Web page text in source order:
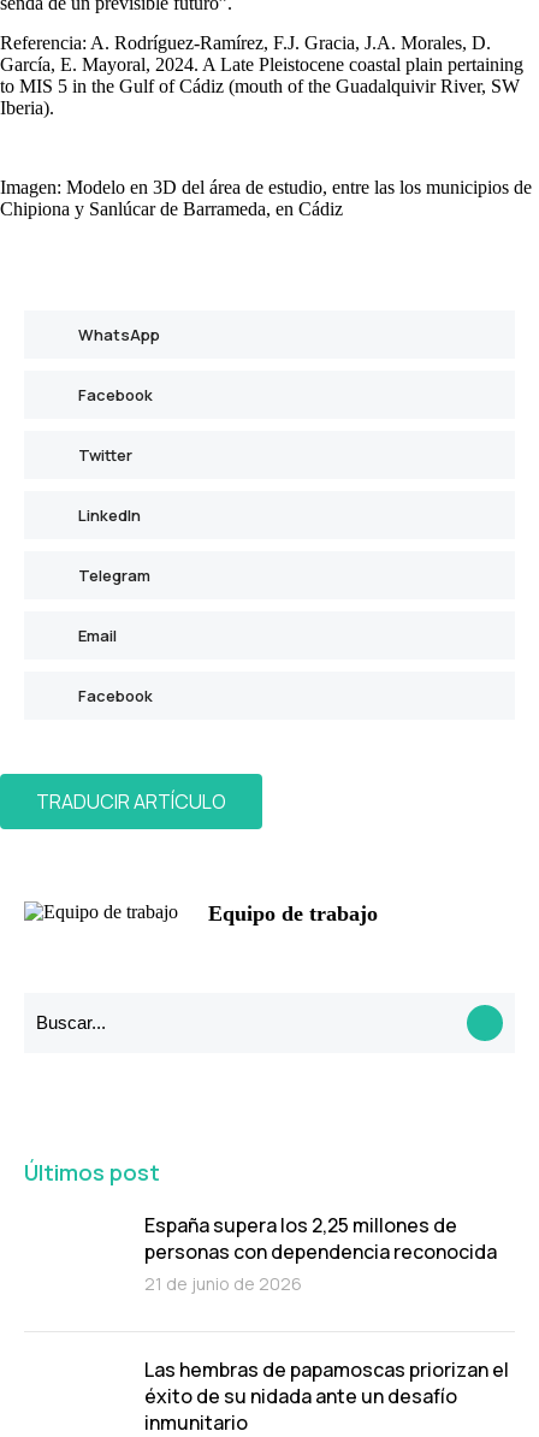
Referencia: A. Rodríguez-Ramírez, F.J. Gracia, J.A. Morales, D.
García, E. Mayoral, 2024. A Late Pleistocene coastal plain pertaining
to MIS 5 in the Gulf of Cádiz (mouth of the Guadalquivir River, SW
Iberia).
Imagen: Modelo en 3D del área de estudio, entre las los municipios de
Chipiona y Sanlúcar de Barrameda, en Cádiz
WhatsApp
Facebook
Twitter
LinkedIn
Telegram
Email
Facebook
TRADUCIR ARTÍCULO
Equipo de trabajo
Últimos post
España supera los 2,25 millones de
personas con dependencia reconocida
21 de junio de 2026
Las hembras de papamoscas priorizan el
éxito de su nidada ante un desafío
inmunitario